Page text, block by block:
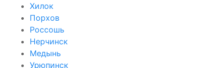
Хилок
Порхов
Россошь
Нерчинск
Медынь
Урюпинск